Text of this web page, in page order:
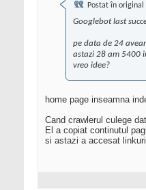
Postat în original
Googlebot last
pe data de 24
astazi 28 am 5400
vreo idee?
home page inseamna
Cand crawlerul culege
El a copiat continutul
si astazi a accesat